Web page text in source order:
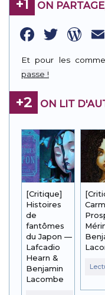
+1 ON
Et pour les
passe !
+2 ON LIT
[Critique]
Histoires
de
fantômes
du Japon —
Lafcadio
Hearn &
Benjamin
Lacombe